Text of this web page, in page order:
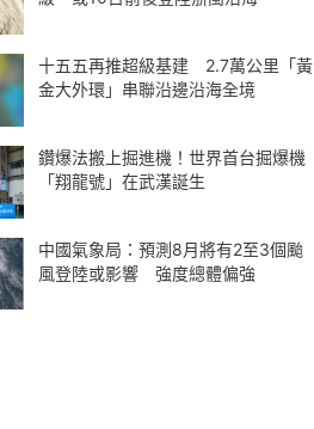
十五五再推超級基建 2.7萬公里「黃
金大外環」串聯沿邊沿海全境
鑽爆法搬上掘進機！世界首台掘爆機
「翔龍號」在武漢誕生
中國氣象局：預測8月將有2至3個颱
風登陸或影響 強度總體偏強